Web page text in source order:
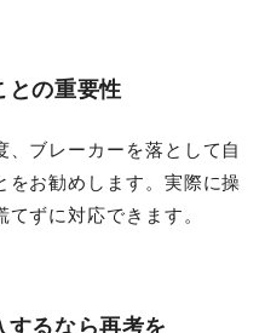
との重要性
ブレーカーを落として自
をお勧めします。実際に操
ずに対応できます。
するなら再考を